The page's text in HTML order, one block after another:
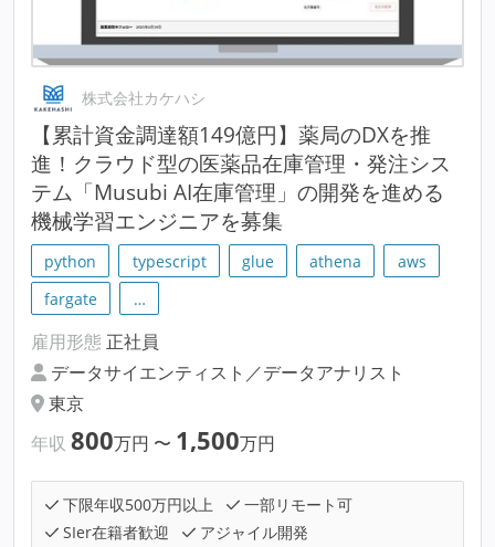
株式会社カケハシ
【累計資金調達額149億円】薬局のDXを推
進！クラウド型の医薬品在庫管理・発注シス
テム「Musubi AI在庫管理」の開発を進める
機械学習エンジニアを募集
python typescript glue athena
aws
fargate
…
雇用形態 正社員
データサイエンティスト／データアナリスト
東京
年収 800万円 〜 1,500万円
下限年収500万円以上
一部リモート可
SIer在籍者歓迎
アジャイル開発